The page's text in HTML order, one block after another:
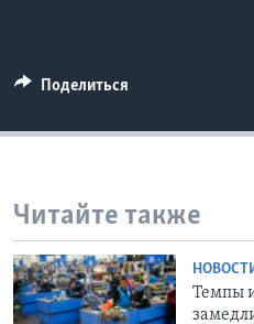
Поделиться
Читайте также
Темпы